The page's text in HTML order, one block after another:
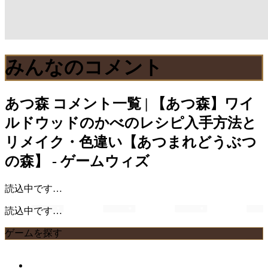
みんなのコメント
あつ森 コメント一覧 | 【あつ森】ワイ
ルドウッドのかべのレシピ入手方法と
リメイク・色違い【あつまれどうぶつ
の森】 - ゲームウィズ
読込中です…
読込中です…
ゲームを探す